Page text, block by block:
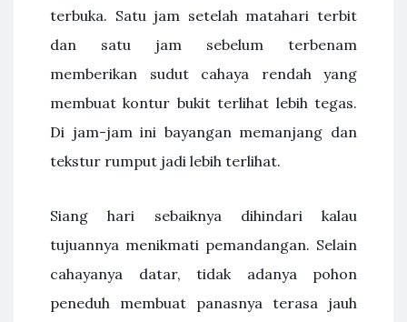
terbuka. Satu jam setelah matahari terbit
dan satu jam sebelum terbenam
memberikan sudut cahaya rendah yang
membuat kontur bukit terlihat lebih tegas.
Di jam-jam ini bayangan memanjang dan
tekstur rumput jadi lebih terlihat.
Siang hari sebaiknya dihindari kalau
tujuannya menikmati pemandangan. Selain
cahayanya datar, tidak adanya pohon
peneduh membuat panasnya terasa jauh